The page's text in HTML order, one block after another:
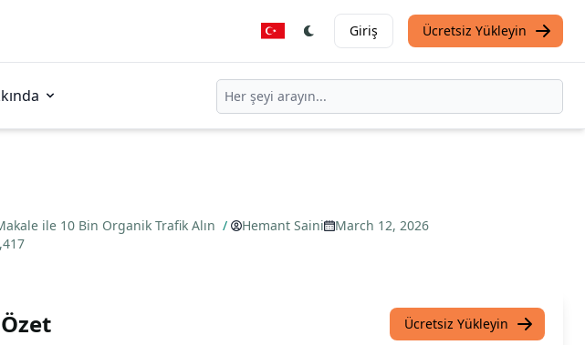
Giriş Ücretsiz Yükleyin
ile 10 Bin Organik Trafik Alın / Hemant Saini
March 12, 2026
Özet Ücretsiz Yükleyin